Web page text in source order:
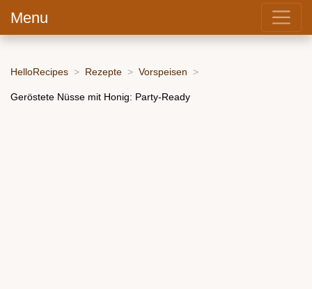
Menu
HelloRecipes Rezepte Vorspeisen
Geröstete Nüsse mit Honig: Party-Ready